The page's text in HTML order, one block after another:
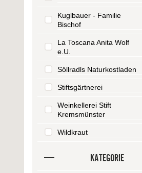
Kuglbauer - Familie
Bischof
La Toscana Anita Wolf
e.U.
Söllradls Naturkostladen
Stiftsgärtnerei
Weinkellerei Stift
Kremsmünster
Wildkraut
KATEGORIE